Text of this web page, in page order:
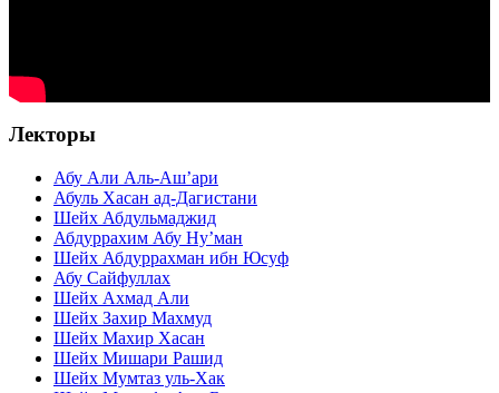
Лекторы
Абу Али Аль-Аш’ари
Абуль Хасан ад-Дагистани
Шейх Абдульмаджид
Абдуррахим Абу Ну’ман
Шейх Абдуррахман ибн Юсуф
Абу Сайфуллах
Шейх Ахмад Али
Шейх Захир Махмуд
Шейх Махир Хасан
Шейх Мишари Рашид
Шейх Мумтаз уль-Хак